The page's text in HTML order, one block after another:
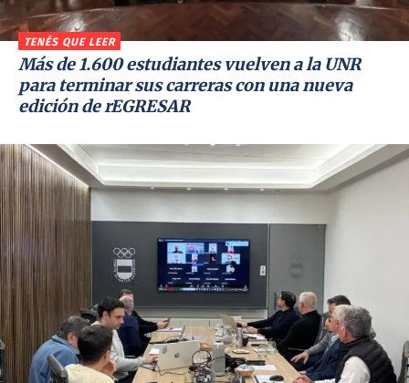
TENÉS QUE LEER
Más de 1.600 estudiantes vuelven a la UNR
para terminar sus carreras con una nueva
edición de rEGRESAR